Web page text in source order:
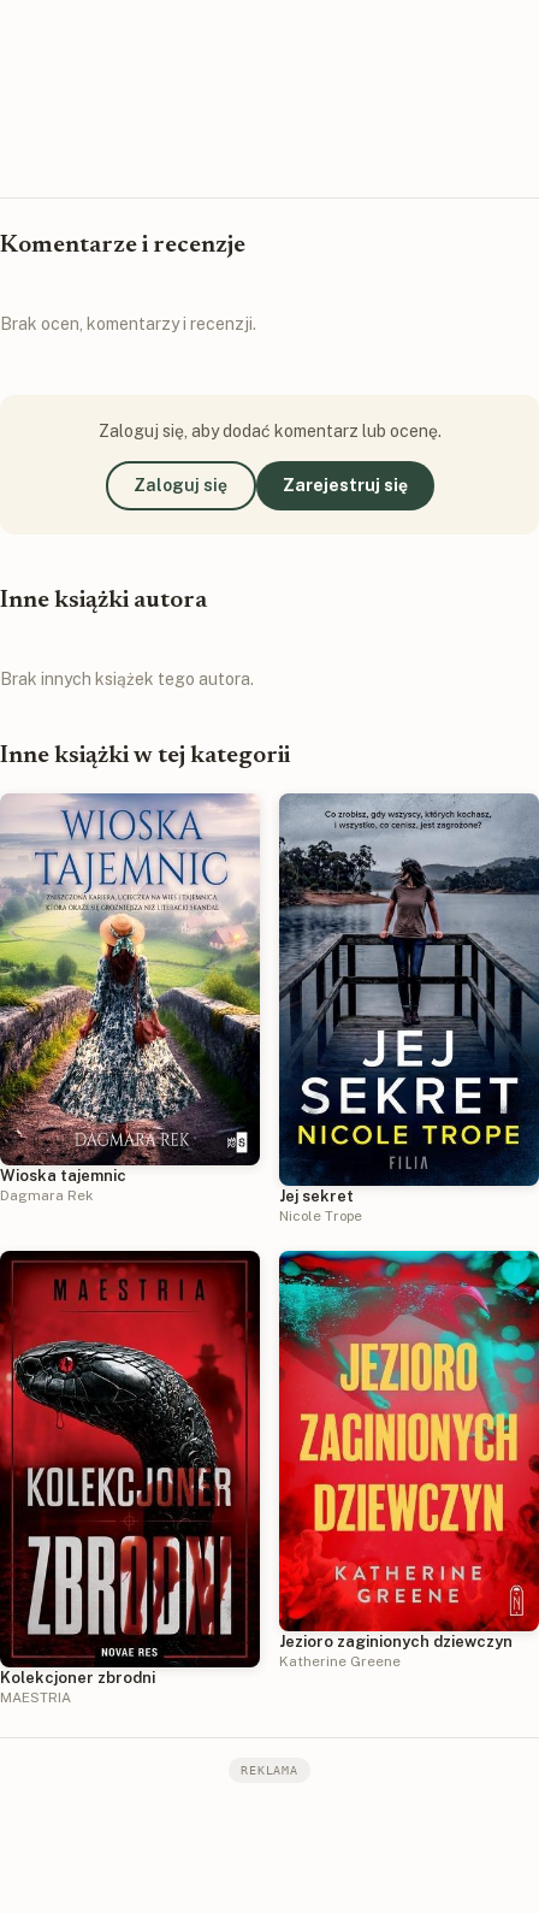
Komentarze i recenzje
Brak ocen, komentarzy i recenzji.
Zaloguj się, aby dodać komentarz lub ocenę.
Zaloguj się Zarejestruj się
Inne książki autora
Brak innych książek tego autora.
Inne książki w tej kategorii
Wioska tajemnic
Dagmara Rek Jej sekret
Nicole Trope
Kolekcjoner zbrodni
MAESTRIA
Jezioro zaginionych dziewczyn
Katherine Greene
REKLAMA